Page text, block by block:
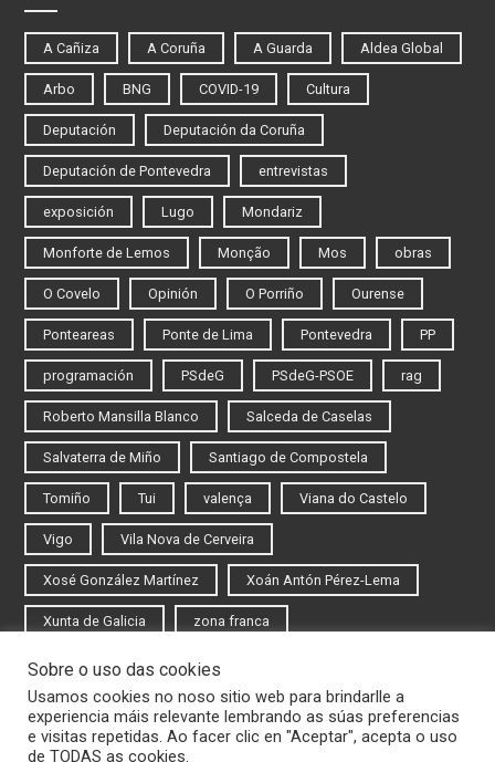
A Cañiza A Coruña A Guarda Aldea Global
Arbo BNG COVID-19 Cultura
Deputación Deputación da Coruña
Deputación de Pontevedra entrevistas
exposición Lugo Mondariz
Monforte de Lemos Monção Mos obras
O Covelo Opinión O Porriño Ourense
Ponteareas Ponte de Lima Pontevedra PP
programación PSdeG PSdeG-PSOE rag
Roberto Mansilla Blanco Salceda de Caselas
Salvaterra de Miño Santiago de Compostela
Tomiño Tui valença Viana do Castelo
Vigo Vila Nova de Cerveira
Xosé González Martínez Xoán Antón Pérez-Lema
Xunta de Galicia zona franca
Iniciar sesión
Rexistrarse
Sobre o uso das cookies
Usamos cookies no noso sitio web para brindarlle a
experiencia máis relevante lembrando as súas preferencias
e visitas repetidas. Ao facer clic en "Aceptar", acepta o uso
de TODAS as cookies.